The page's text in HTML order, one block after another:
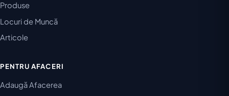
Produse
Locuri de Muncă
Articole
PENTRU AFACERI
Adaugă Afacerea